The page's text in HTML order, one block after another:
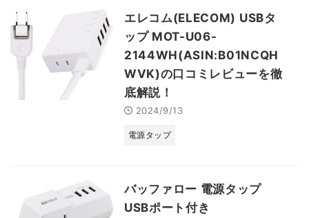
エレコム(ELECOM) USBタ
ップ MOT-U06-
2144WH(ASIN:B01NCQH
WVK)の口コミレビューを徹
底解説！
2024/9/13
電源タップ
バッファロー 電源タップ
USBポート付き